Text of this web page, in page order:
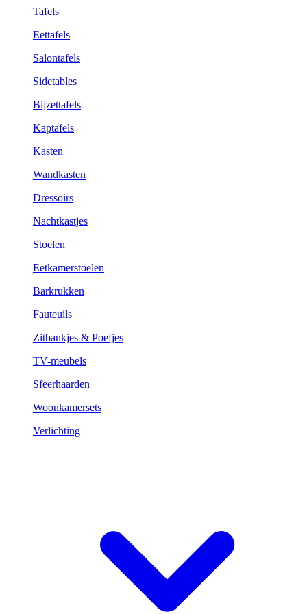
Tafels
Eettafels
Salontafels
Sidetables
Bijzettafels
Kaptafels
Kasten
Wandkasten
Dressoirs
Nachtkastjes
Stoelen
Eetkamerstoelen
Barkrukken
Fauteuils
Zitbankjes & Poefjes
TV-meubels
Sfeerhaarden
Woonkamersets
Verlichting